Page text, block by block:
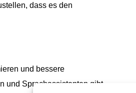
dass es den
und bessere
und Sprachassistenten gibt